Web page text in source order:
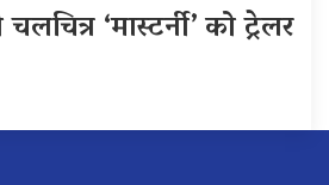
‘मास्टर्नी’ को ट्रेलर